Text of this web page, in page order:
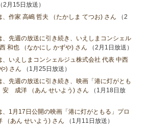
2月15日放送）
、作家 高嶋 哲夫 （たかしま てつお) さん （2
、先週の放送に引き続き、いえしまコンシェル
和也 （なかにし かずや) さん （2月1日放送）
、いえしまコンシェルジュ株式会社 代表 中西
) さん （1月25日放送）
、先週の放送に引き続き、映画「港に灯がとも
成洋 （あん せいよう) さん （1月18日放
、1月17日公開の映画「港に灯がともる」プロ
あん せいよう) さん （1月11日放送）